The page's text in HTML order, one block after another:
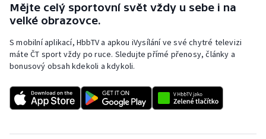
Rychlostní kanoistika
Short track
Sportovní střelba
Stolní tenis
Mějte celý sportovní svět vždy u sebe i na
velké obrazovce.
S mobilní aplikací, HbbTV a apkou iVysílání ve své chytré televizi
máte ČT sport vždy po ruce. Sledujte přímé přenosy, články a
bonusový obsah kdekoli a kdykoli.